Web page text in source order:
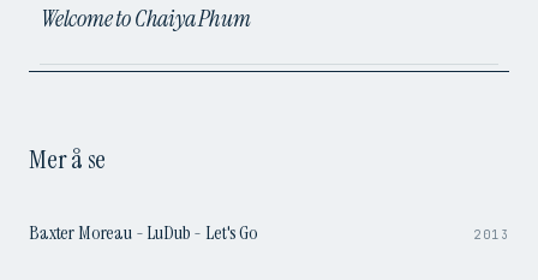
Welcome to Chaiya Phum
Mer å se
Baxter Moreau - LuDub - Let's Go 2013
3:50